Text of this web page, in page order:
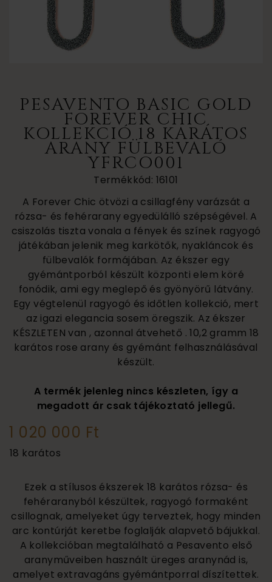
PESAVENTO BASIC GOLD
FOREVER CHIC
KOLLEKCIÓ 18 KARÁTOS
ARANY FÜLBEVALÓ
YFRCO001
Termékkód: 16101
A Forever Chic ötvözi a csillagfény varázsát a
rózsa- és fehérarany egyedülálló szépségével. A
csiszolás tiszta vonala a fények és színek ragyogó
játékában jelenik meg karkötők, nyakláncok és
fülbevalók formájában. Az ékszer egy
gyémántporból készült központi elem köré
fonódik, ami egy meglepő és gyönyörű látvány.
Egy végtelenül ragyogó és időtlen kollekció, mert
az igazi elegancia sosem öregszik. Az ékszer
KÉSZLETEN van , azonnal átvehető . 10,2 gramm 18
karátos rose arany és gyémánt felhasználásával
készült.
A termék jelenleg nincs készleten, így a
megadott ár csak tájékoztató jellegű.
1 020 000 Ft
18 karátos
Ezek a stílusos ékszerek 18 karátos rózsa- és
fehéraranyból készültek, ragyogó formaként
csillognak, amelyeket úgy terveztek, hogy minden
arc kontúrját keretbe foglalják alapvető bájukkal.
A kollekcióban megtalálható a Pesavento első
aranyműveiben használt üreges aranynád is,
amelyet extravagáns gyémántporral díszítettek.